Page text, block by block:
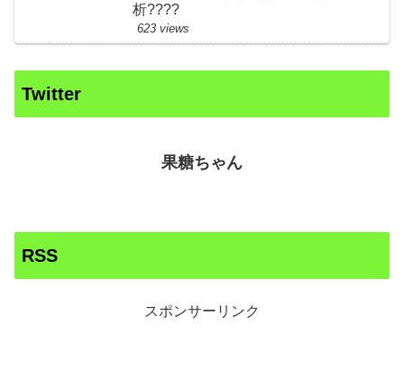
析????
623 views
Twitter
果糖ちゃん
RSS
スポンサーリンク